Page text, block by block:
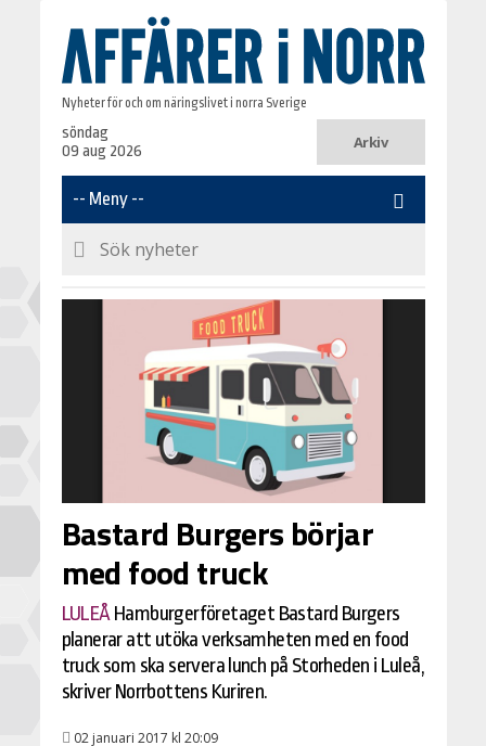
Nyheter för och om näringslivet i norra Sverige
söndag
09 aug 2026
Arkiv
Bastard Burgers börjar
med food truck
LULEÅ Hamburgerföretaget Bastard Burgers
planerar att utöka verksamheten med en food
truck som ska servera lunch på Storheden i Luleå,
skriver Norrbottens Kuriren.
02 januari 2017 kl 20:09